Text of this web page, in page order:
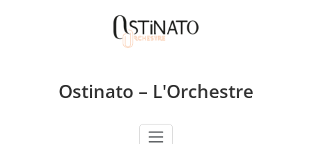
Ostinato – L'Orchestre